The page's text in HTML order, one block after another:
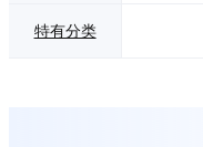
特有分类